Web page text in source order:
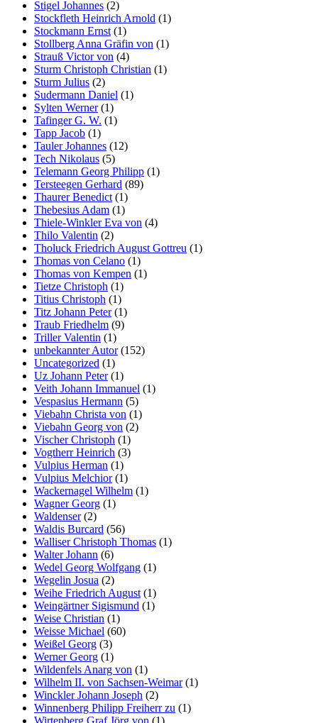
Stigel Johannes (2)
Stockfleth Heinrich Arnold (1)
Stockmann Ernst (1)
Stollberg Anna Gräfin von (1)
Strauß Victor von (4)
Sturm Christoph Christian (1)
Sturm Julius (2)
Sudermann Daniel (1)
Sylten Werner(1)
Tafinger G. W. (1)
Tapp Jacob (1)
Tauler Johannes (12)
Tech Nikolaus (5)
Telemann Georg Philipp (1)
Tersteegen Gerhard (89)
Thaurer Benedict (1)
Thebesius Adam (1)
Thiele-Winkler Eva von (4)
Thilo Valentin (2)
Tholuck Friedrich August Gottreu (1)
Thomas von Celano (1)
Thomas von Kempen (1)
Tietze Christoph (1)
Titius Christoph (1)
Titz Johann Peter(1)
Traub Friedhelm (9)
Triller Valentin (1)
unbekannter Autor(152)
Uncategorized (1)
Uz Johann Peter(1)
Veith Johann Immanuel (1)
Vespasius Hermann (5)
Viebahn Christa von (1)
Viebahn Georg von (2)
Vischer Christoph (1)
Vogtherr Heinrich (3)
Vulpius Herman (1)
Vulpius Melchior(1)
Wackernagel Wilhelm (1)
Wagner Georg (1)
Waldenser(2)
Waldis Burcard (56)
Walliser Christoph Thomas (1)
Walter Johann (6)
Wedel Georg Wolfgang (1)
Wegelin Josua (2)
Weihe Friedrich August (1)
Weingärtner Sigismund (1)
Weise Christian (1)
Weisse Michael (60)
Weißel Georg (3)
Werner Georg (1)
Wildenfels Anarg von (1)
Wilhelm II. von Sachsen-Weimar(1)
Winckler Johann Joseph (2)
Winnenberg Philipp Freiherr zu (1)
Wirtenberg Graf Jörg von (1)